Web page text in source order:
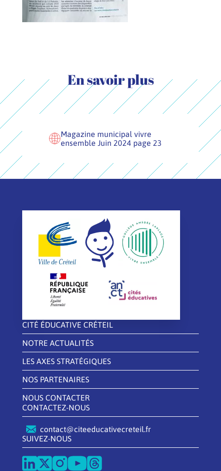
En savoir plus
Magazine municipal vivre
ensemble Juin 2024 page 23
CITÉ ÉDUCATIVE CRÉTEIL
NOTRE ACTUALITÉS
LES AXES STRATÉGIQUES
NOS PARTENAIRES
NOUS CONTACTER
CONTACTEZ-NOUS
contact@citeeducativecreteil.fr
SUIVEZ-NOUS